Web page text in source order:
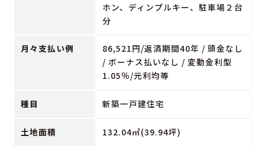
ホン、ディンプルキー、駐車場２台
分
月々支払い例
86,521円/返済期間40年 / 頭金なし
/ ボーナス払いなし / 変動金利型
1.05％/元利均等
種目 新築一戸建住宅
土地面積 132.04㎡(39.94坪)